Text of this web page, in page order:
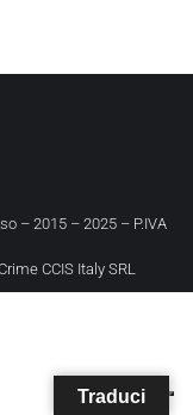
– 2015 – 2025 – P.IVA
CCIS Italy SRL
Traduci